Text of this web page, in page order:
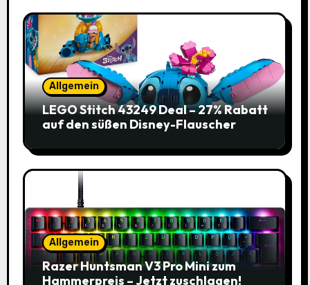
Allgemein
LEGO Stitch 43249 Deal – 27% Rabatt
auf den süßen Disney-Flauscher
Allgemein
Razer Huntsman V3 Pro Mini zum
Hammerpreis – Jetzt zuschlagen!